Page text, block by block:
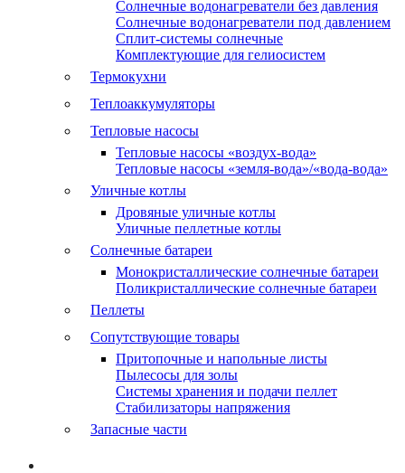
Солнечные водонагреватели без давления
Солнечные водонагреватели под давлением
Сплит-системы солнечные
Комплектующие для гелиосистем
Термокухни
Теплоаккумуляторы
Тепловые насосы
Тепловые насосы «воздух-вода»
Тепловые насосы «земля-вода»/«вода-вода»
Уличные котлы
Дровяные уличные котлы
Уличные пеллетные котлы
Солнечные батареи
Монокристаллические солнечные батареи
Поликристаллические солнечные батареи
Пеллеты
Сопутствующие товары
Притопочные и напольные листы
Пылесосы для золы
Системы хранения и подачи пеллет
Стабилизаторы напряжения
Запасные части